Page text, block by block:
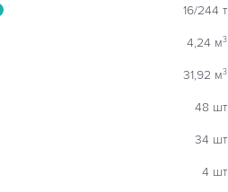
16/244 т
4,24 м3
31,92 м3
48 шт
34 шт
4 шт